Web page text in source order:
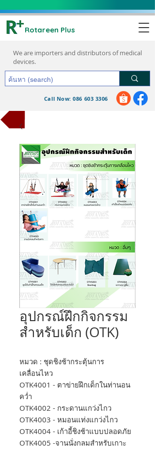
Rotareen Plus
We are importers and distributors of medical
devices.
Call Now: 086 603 3306
อุปกรณ์ฝึกกิจกรรม
สำหรับเด็ก (OTK)
หมวด : ชุดชิงช้ากระตุ้นการ
เคลื่อนไหว
OTK4001 - ตาข่ายฝึกเด็กในท่านอน
คว่ำ
OTK4002 - กระดานแกว่งไกว
OTK4003 - หมอนแท่งแกว่งไกว
OTK4004 - เก้าอี้ชิงช้าแบบปลอดภัย
OTK4005 -จานนั่งกลมสำหรับเกาะ